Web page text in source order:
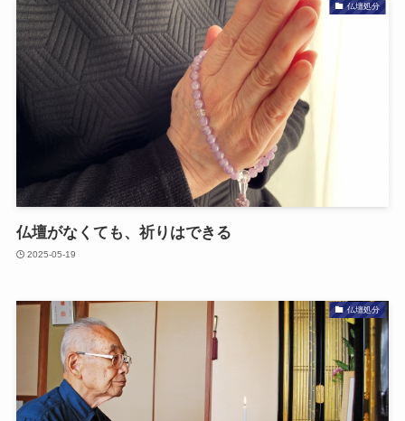
仏壇処分
仏壇が​なくても、​祈りは​できる
2025-05-19
仏壇処分